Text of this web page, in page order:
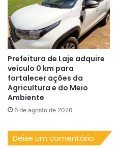
Prefeitura de Laje adquire
veículo 0 km para
fortalecer ações da
Agricultura e do Meio
Ambiente
6 de agosto de 2026
Deixe um comentário